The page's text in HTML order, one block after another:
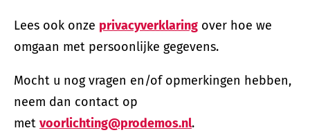
Lees ook onze privacyverklaring over hoe we
omgaan met persoonlijke gegevens.
Mocht u nog vragen en/of opmerkingen hebben,
neem dan contact op
met voorlichting@prodemos.nl.